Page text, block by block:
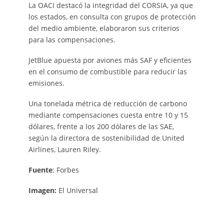
La OACI destacó la integridad del CORSIA, ya que
los estados, en consulta con grupos de protección
del medio ambiente, elaboraron sus criterios
para las compensaciones.
JetBlue apuesta por aviones más SAF y eficientes
en el consumo de combustible para reducir las
emisiones.
Una tonelada métrica de reducción de carbono
mediante compensaciones cuesta entre 10 y 15
dólares, frente a los 200 dólares de las SAE,
según la directora de sostenibilidad de United
Airlines, Lauren Riley.
Fuente: Forbes
Imagen: El Universal